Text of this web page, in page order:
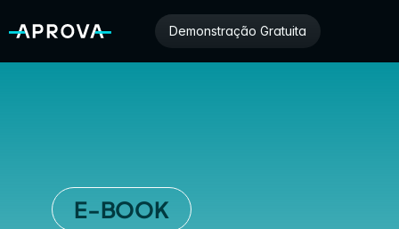
Demonstração Gratuita
E-BOOK